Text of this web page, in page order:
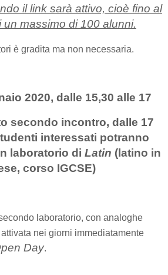
il link sarà attivo, cioè fino al
massimo di 100 alunni.
è gradita ma non necessaria.
2020, dalle 15,30 alle 17
secondo incontro, dalle 17
interessati potranno
laboratorio di Latin (latino in
corso IGCSE)
laboratorio, con analoghe
nei giorni immediatamente
Day.